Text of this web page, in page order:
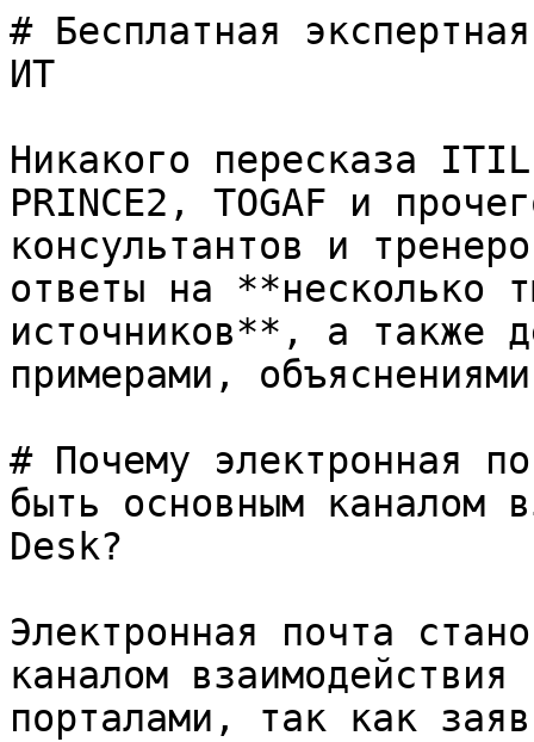
# Бесплатная
ИТ
Никакого пересказа
PRINCE2, TOGAF и
консультантов и
ответы на **несколько
источников**, а также
примерами,
# Почему электронная
быть основным каналом
Desk?
Электронная почта
каналом
порталами, так как